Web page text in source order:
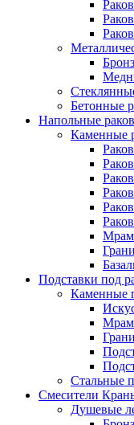
Бетонные
Напольные
Каменные
Подставки под
Каменные
Стальные
Смесители
Душевые